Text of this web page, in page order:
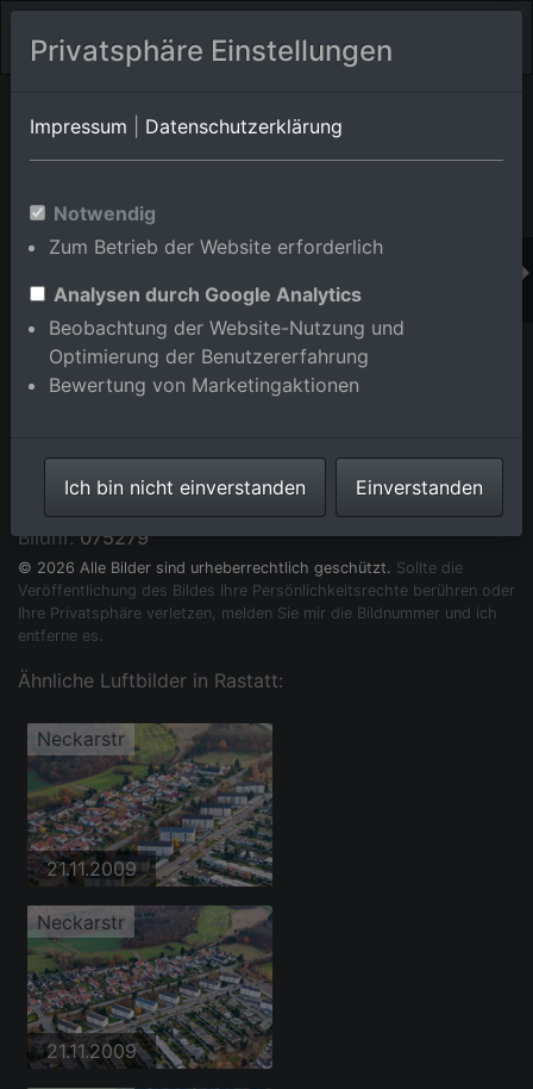
Orts-Album von Rastatt in Baden-Württemberg,Deutschland
Neckarstr in Rastatt im Bundesland Baden-
Württemberg, DeutschlandAufnahme vom26.10.2014
Bildnr.075279
© 2026 Alle Bilder sind urheberrechtlich geschützt. Sollte die
Veröffentlichung des Bildes Ihre Persönlichkeitsrechte berühren oder
Ihre Privatsphäre verletzen, melden Sie mir die Bildnummer und ich
entferne es.
Ähnliche Luftbilder in Rastatt:
Neckarstr
21.11.2009
Neckarstr
21.11.2009
Privatsphäre Einstellungen
Impressum Datenschutzerklärung
Notwendig
Zum Betrieb der Website erforderlich
Analysen durch Google Analytics
Beobachtung der Website-Nutzung und
Optimierung der Benutzererfahrung
Bewertung von Marketingaktionen
Ich bin nicht einverstanden Einverstanden